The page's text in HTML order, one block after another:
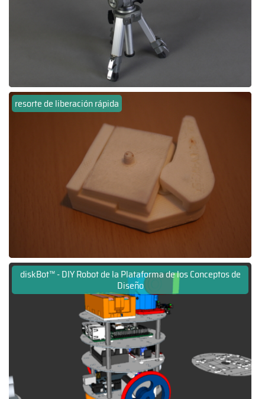
resorte de liberación rápida
diskBot™ - DIY Robot de la Plataforma de los Conceptos de
Diseño